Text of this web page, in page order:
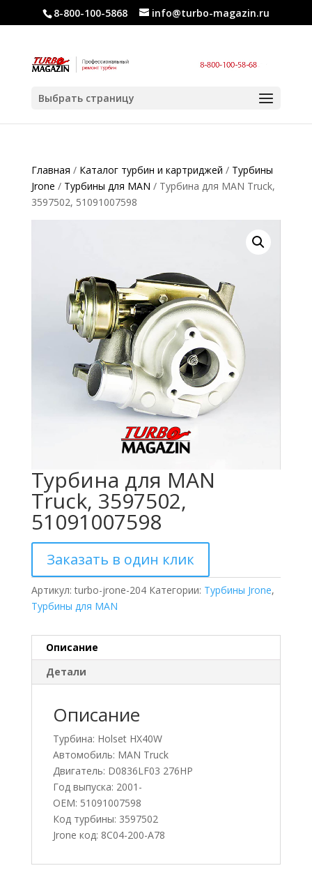
8-800-100-5868 info@turbo-magazin.ru
Выбрать страницу
Главная / Каталог турбин и картриджей / Турбины
Jrone / Турбины для MAN / Турбина для MAN Truck,
3597502, 51091007598
Турбина для MAN
Truck, 3597502,
51091007598
Заказать в один клик
Артикул:turbo-jrone-204 Категории: Турбины Jrone,
Турбины для MAN
Описание
Детали
Описание
Турбина: Holset HX40W
Автомобиль: MAN Truck
Двигатель: D0836LF03 276HP
Год выпуска: 2001-
OEM: 51091007598
Код турбины: 3597502
Jrone код: 8C04-200-A78